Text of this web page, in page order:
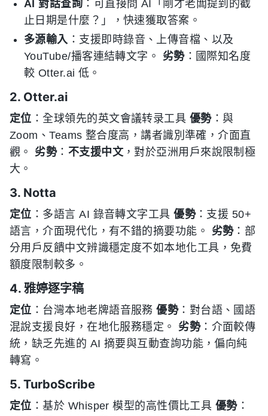
AI 對話查詢 ：可直接問 AI「剛才老闆提到的截
止日期是什麼？」，快速獲取答案。
多源輸入 ：支援即時錄音、上傳音檔、以及
YouTube/播客連結轉文字。 劣勢：國際知名度
較 Otter.ai 低。
2. Otter.ai
定位 ：全球領先的英文會議转录工具 優勢：與
Zoom、Teams 整合度高，講者識別準確，介面直
觀。劣勢： 不支援中文，對於亞洲用戶來說限制極
大。
3. Notta
定位 ：多語言 AI 錄音轉文字工具優勢：支援 50+
語言，介面現代化，有不錯的摘要功能。 劣勢：部
分用戶反饋中文辨識穩定度不如本地化工具，免費
額度限制較多。
4. 雅婷逐字稿
定位 ：台灣本地老牌語音服務優勢：對台語、國語
混說支援良好，在地化服務穩定。劣勢：介面較傳
統，缺乏先進的 AI 摘要與互動查詢功能，偏向純
轉寫。
5. TurboScribe
定位 ：基於 Whisper 模型的高性價比工具 優勢：